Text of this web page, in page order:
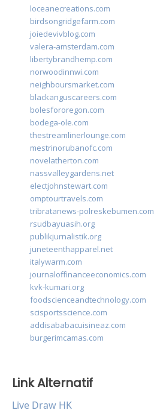
loceanecreations.com
birdsongridgefarm.com
joiedevivblog.com
valera-amsterdam.com
libertybrandhemp.com
norwoodinnwi.com
neighboursmarket.com
blackanguscareers.com
bolesfororegon.com
bodega-ole.com
thestreamlinerlounge.com
mestrinorubanofc.com
novelatherton.com
nassvalleygardens.net
electjohnstewart.com
omptourtravels.com
tribratanews-polreskebumen.com
rsudbayuasih.org
publikjurnalistik.org
juneteenthapparel.net
italywarm.com
journaloffinanceeconomics.com
kvk-kumari.org
foodscienceandtechnology.com
scisportsscience.com
addisababacuisineaz.com
burgerimcamas.com
Link Alternatif
Live Draw HK